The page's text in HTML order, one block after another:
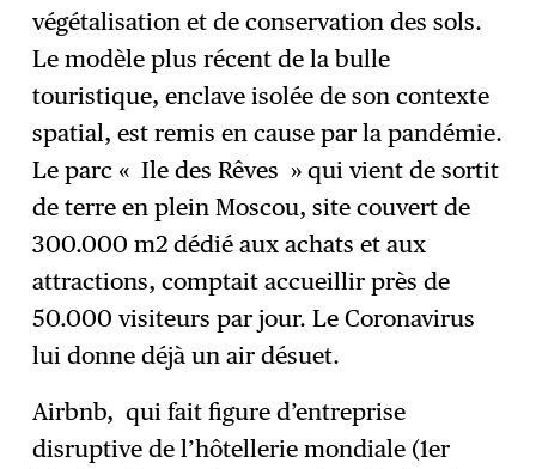
végétalisation et de conservation des sols.
Le modèle plus récent de la bulle
touristique, enclave isolée de son contexte
spatial, est remis en cause par la pandémie.
Le parc « Ile des Rêves » qui vient de sortit
de terre en plein Moscou, site couvert de
300.000 m2 dédié aux achats et aux
attractions, comptait accueillir près de
50.000 visiteurs par jour. Le Coronavirus
lui donne déjà un air désuet.
Airbnb, qui fait figure d’entreprise
disruptive de l’hôtellerie mondiale (1er